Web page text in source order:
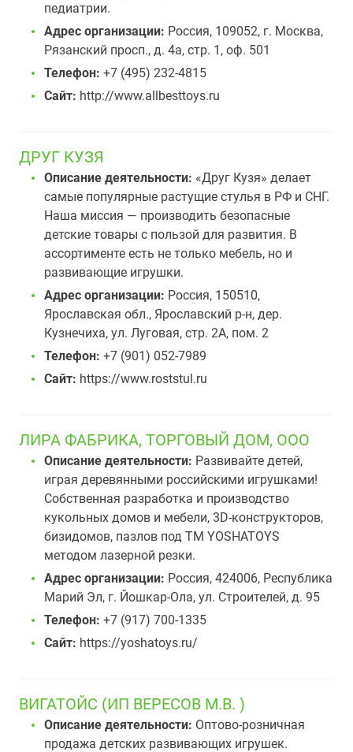
педиатрии.
Адрес организации: Россия, 109052, г. Москва,
Рязанский просп., д. 4а, стр. 1, оф. 501
Телефон: +7 (495) 232-4815
Сайт: http://www.allbesttoys.ru
ДРУГ КУЗЯ
Описание деятельности: «Друг Кузя» делает
самые популярные растущие стулья в РФ и СНГ.
Наша миссия — производить безопасные
детские товары с пользой для развития. В
ассортименте есть не только мебель, но и
развивающие игрушки.
Адрес организации: Россия, 150510,
Ярославская обл., Ярославский р-н, дер.
Кузнечиха, ул. Луговая, стр. 2А, пом. 2
Телефон: +7 (901) 052-7989
Сайт: https://www.roststul.ru
ЛИРА ФАБРИКА, ТОРГОВЫЙ ДОМ, ООО
Описание деятельности: Развивайте детей,
играя деревянными российскими игрушками!
Собственная разработка и производство
кукольных домов и мебели, 3D-конструкторов,
бизидомов, пазлов под ТМ YOSHATOYS
методом лазерной резки.
Адрес организации: Россия, 424006, Республика
Марий Эл, г. Йошкар-Ола, ул. Строителей, д. 95
Телефон: +7 (917) 700-1335
Сайт: https://yoshatoys.ru/
ВИГАТОЙС (ИП ВЕРЕСОВ М.В. )
Описание деятельности: Оптово-розничная
продажа детских развивающих игрушек.